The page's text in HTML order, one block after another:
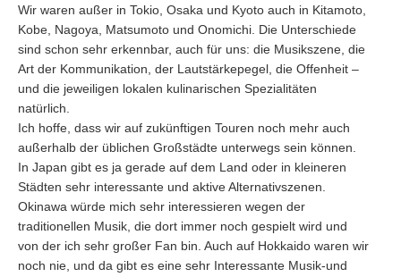
Wir waren außer in Tokio, Osaka und Kyoto auch in Kitamoto,
Kobe, Nagoya, Matsumoto und Onomichi. Die Unterschiede
sind schon sehr erkennbar, auch für uns: die Musikszene, die
Art der Kommunikation, der Lautstärkepegel, die Offenheit –
und die jeweiligen lokalen kulinarischen Spezialitäten
natürlich.
Ich hoffe, dass wir auf zukünftigen Touren noch mehr auch
außerhalb der üblichen Großstädte unterwegs sein können.
In Japan gibt es ja gerade auf dem Land oder in kleineren
Städten sehr interessante und aktive Alternativszenen.
Okinawa würde mich sehr interessieren wegen der
traditionellen Musik, die dort immer noch gespielt wird und
von der ich sehr großer Fan bin. Auch auf Hokkaido waren wir
noch nie, und da gibt es eine sehr Interessante Musik-und